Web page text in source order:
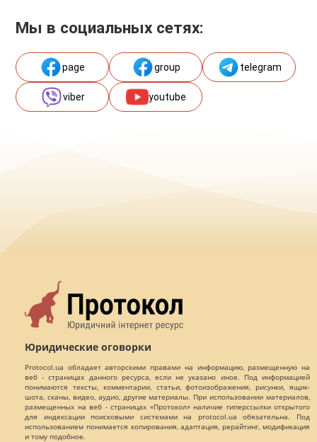
Мы в социальных сетях:
page group telegram
viber youtube
Юридические оговорки
Protocol.ua обладает авторскими правами на информацию, размещенную на
веб - страницах данного ресурса, если не указано иное. Под информацией
понимаются тексты, комментарии, статьи, фотоизображения, рисунки, ящик-
шота, сканы, видео, аудио, другие материалы. При использовании материалов,
размещенных на веб - страницах «Протокол» наличие гиперссылки открытого
для индексации поисковыми системами на protocol.ua обязательна. Под
использованием понимается копирования, адаптация, рерайтинг, модификация
и тому подобное.